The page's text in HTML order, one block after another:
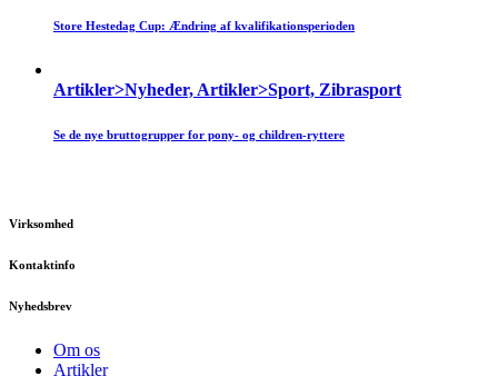
Store Hestedag Cup: Ændring af kvalifikationsperioden
Artikler>Nyheder, Artikler>Sport, Zibrasport
Se de nye bruttogrupper for pony- og children-ryttere
Virksomhed
Kontaktinfo
Nyhedsbrev
Om os
Artikler